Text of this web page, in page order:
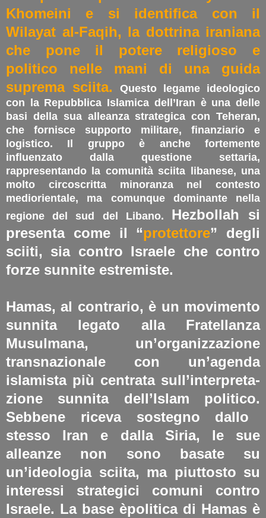
Khomeini e si identifica con il
Wilayat al-Faqih, la dottrina iraniana
che pone il potere religioso e
politico nelle mani di una guida
suprema sciita.
Questo legame ideologico
con la Repubblica Islamica dell’Iran è una delle
basi della sua alleanza strategica con Teheran,
che fornisce supporto militare, finanziario e
logistico. Il gruppo è anche fortemente
influenzato dalla questione settaria,
rappresentando la comunità sciita libanese, una
molto circoscritta minoranza nel contesto
mediorientale, ma comunque dominante nella
regione del sud del Libano. Hezbollah si
presenta come il “protettore” degli
sciiti, sia contro Israele che contro
forze sunnite estremiste​.
Hamas, al contrario, è un movimento
sunnita legato alla Fratellanza
Musulmana, un’organizzazione
transnazionale con un’agenda
islamista più centrata sull’interpreta-
zione sunnita dell’Islam politico.
Sebbene riceva sostegno dallo
stesso Iran e dalla Siria, le sue
alleanze non sono basate su
un’ideologia sciita, ma piuttosto su
interessi strategici comuni contro
Israele. La base èpolitica di Hamas è